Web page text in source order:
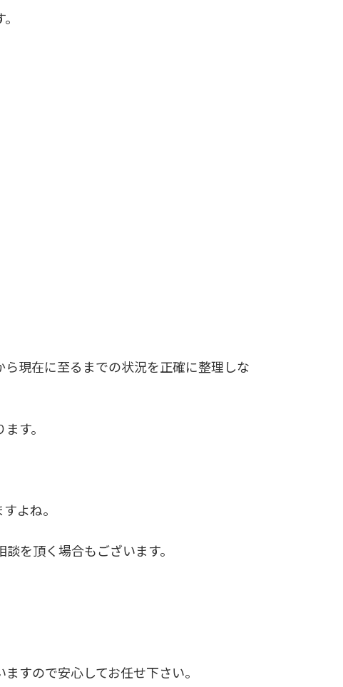
現在に至るまでの状況を正確に整理しな
す。
よね。
を頂く場合もございます。
すので安心してお任せ下さい。